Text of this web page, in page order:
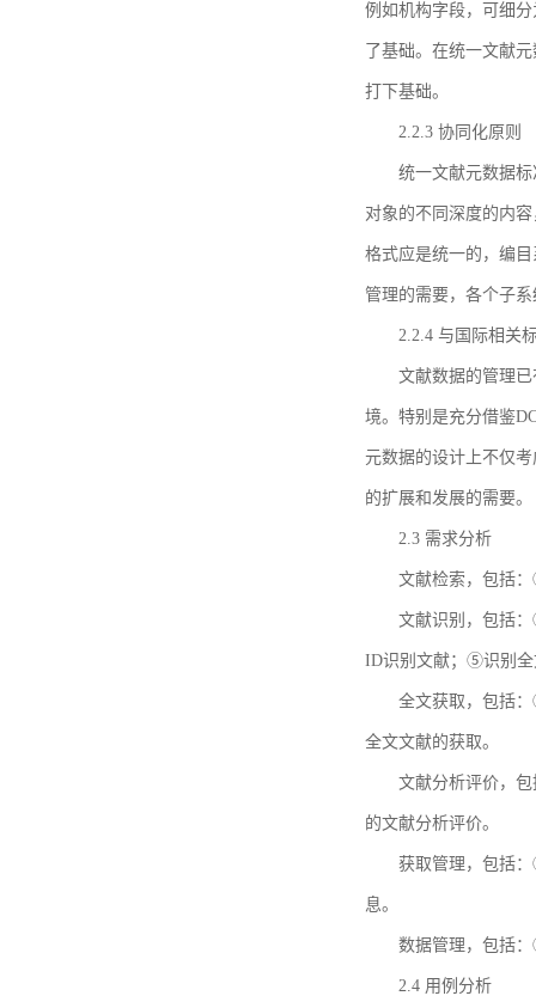
例如机构字段，可细
了基础。在统一文献
打下基础。
2.2.3 协同化原则
统一文献元数据
对象的不同深度的内
格式应是统一的，编
管理的需要，各个子
2.2.4 与国际相关
文献数据的管理
境。特别是充分借鉴
元数据的设计上不仅
的扩展和发展的需要。
2.3 需求分析
文献检索，包括
文献识别，包括
ID识别文献；⑤识别全
全文获取，包括
全文文献的获取。
文献分析评价，
的文献分析评价。
获取管理，包括
息。
数据管理，包括
2.4 用例分析